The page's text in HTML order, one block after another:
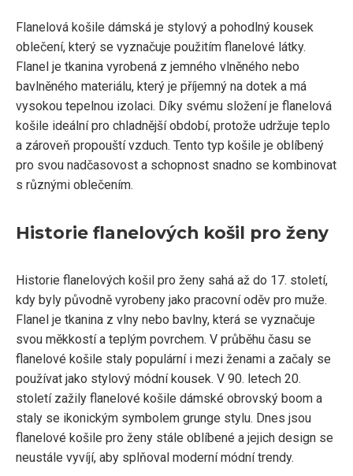
Flanelová košile dámská je stylový a pohodlný kousek
oblečení, který se vyznačuje použitím flanelové látky.
Flanel je tkanina vyrobená z jemného vlněného nebo
bavlněného materiálu, který je příjemný na dotek a má
vysokou tepelnou izolaci. Díky svému složení je flanelová
košile ideální pro chladnější období, protože udržuje teplo
a zároveň propouští vzduch. Tento typ košile je oblíbený
pro svou nadčasovost a schopnost snadno se kombinovat
s různými oblečením.
Historie flanelových košil pro ženy
Historie flanelových košil pro ženy sahá až do 17. století,
kdy byly původně vyrobeny jako pracovní oděv pro muže.
Flanel je tkanina z vlny nebo bavlny, která se vyznačuje
svou měkkostí a teplým povrchem. V průběhu času se
flanelové košile staly populární i mezi ženami a začaly se
používat jako stylový módní kousek. V 90. letech 20.
století zažily flanelové košile dámské obrovský boom a
staly se ikonickým symbolem grunge stylu. Dnes jsou
flanelové košile pro ženy stále oblíbené a jejich design se
neustále vyvíjí, aby splňoval moderní módní trendy.